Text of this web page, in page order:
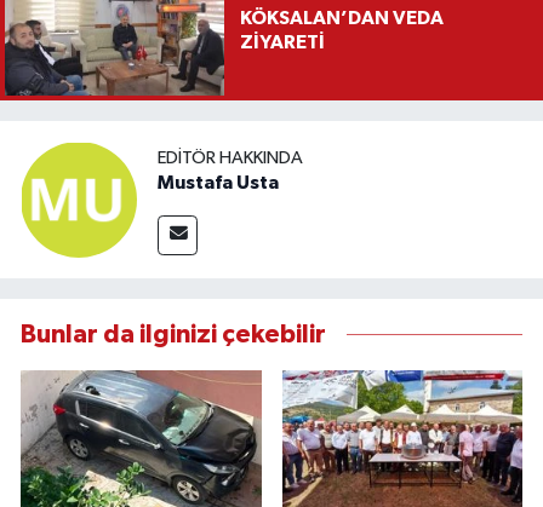
KÖKSALAN’DAN VEDA
ZİYARETİ
EDITÖR HAKKINDA
Mustafa Usta
Bunlar da ilginizi çekebilir